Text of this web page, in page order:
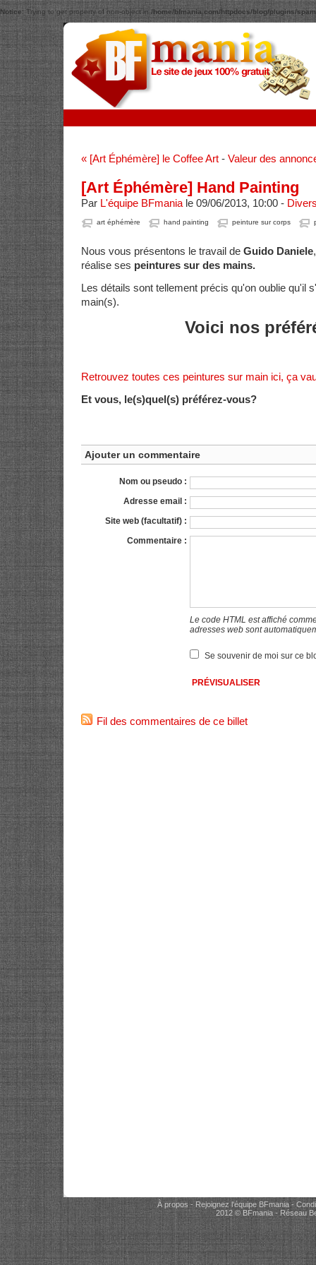
Notice: Trying to get property of non-object in /home/bfmania.com/httpdocs/blog/plugins/
« [Art Éphémère] le Coffee Art - Valeur des
[Art Éphémère] Hand Painting
Par L'équipe BFmania le 09/06/2013, 10:00 -
art éphémère hand painting peinture sur corps
Nous vous présentons le travail de Guido Daniele
réalise ses peintures sur des mains.
Les détails sont tellement précis qu'on oublie qu'il
main(s).
Voici nos
Retrouvez toutes ces peintures sur main ici, ça
Et vous, le(s)quel(s) préférez-vous?
Ajouter un commentaire
Nom ou pseudo :
Adresse email :
Site web (facultatif) :
Commentaire :
Le code HTML est affiché
adresses web sont
Se souvenir de moi sur ce
Fil des commentaires de ce billet
À propos - Rejoignez l'équipe BFmania -
2012 © BFmania - Réseau